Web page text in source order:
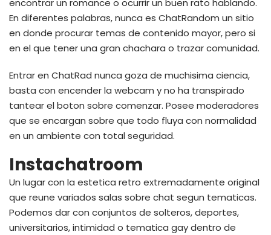
En diferentes palabras, nunca es ChatRandom un sitio
en donde procurar temas de contenido mayor, pero si
en el que tener una gran chachara o trazar comunidad.
Entrar en ChatRad nunca goza de muchisima ciencia,
basta con encender la webcam y no ha transpirado
tantear el boton sobre comenzar. Posee moderadores
que se encargan sobre que todo fluya con normalidad
en un ambiente con total seguridad.
Instachatroom
Un lugar con la estetica retro extremadamente original
que reune variados salas sobre chat segun tematicas.
Podemos dar con conjuntos de solteros, deportes,
universitarios, intimidad o tematica gay dentro de